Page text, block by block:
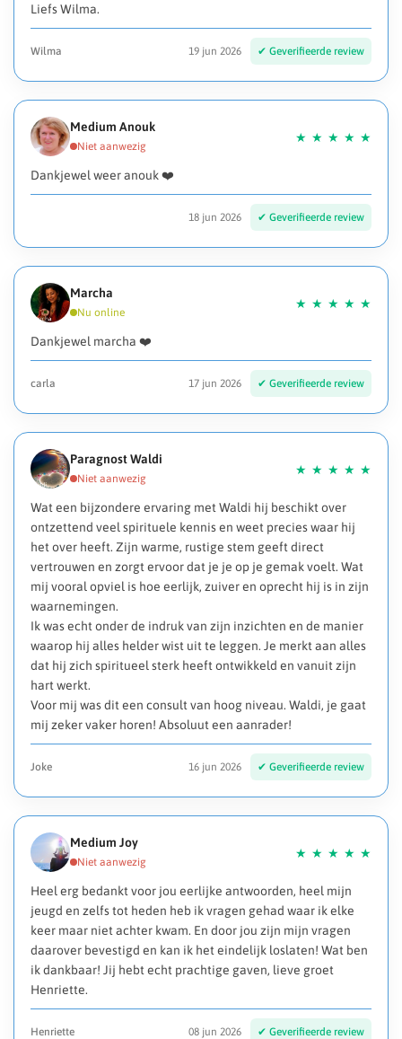
Liefs Wilma.
Wilma 19 jun 2026
Medium Anouk
Dankjewel weer anouk ❤️
18 jun 2026
Marcha
Dankjewel marcha ❤️
carla 17 jun 2026
Paragnost Waldi
Wat een bijzondere ervaring met Waldi hij beschikt over
ontzettend veel spirituele kennis en weet precies waar hij
het over heeft. Zijn warme, rustige stem geeft direct
vertrouwen en zorgt ervoor dat je je op je gemak voelt. Wat
mij vooral opviel is hoe eerlijk, zuiver en oprecht hij is in zijn
waarnemingen.
Ik was echt onder de indruk van zijn inzichten en de manier
waarop hij alles helder wist uit te leggen. Je merkt aan alles
dat hij zich spiritueel sterk heeft ontwikkeld en vanuit zijn
hart werkt.
Voor mij was dit een consult van hoog niveau. Waldi, je gaat
mij zeker vaker horen! Absoluut een aanrader!
Joke 16 jun 2026
Medium Joy
Heel erg bedankt voor jou eerlijke antwoorden, heel mijn
jeugd en zelfs tot heden heb ik vragen gehad waar ik elke
keer maar niet achter kwam. En door jou zijn mijn vragen
daarover bevestigd en kan ik het eindelijk loslaten! Wat ben
ik dankbaar! Jij hebt echt prachtige gaven, lieve groet
Henriette.
Henriette 08 jun 2026